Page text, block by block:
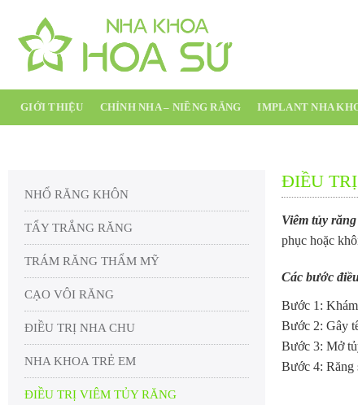
GIỚI THIỆU CHỈNH NHA – NIỀNG RĂNG IMPLANT NHA
NHỔ RĂNG KHÔN
TẨY TRẮNG RĂNG
TRÁM RĂNG THẨM MỸ
CẠO VÔI RĂNG
ĐIỀU TRỊ NHA CHU
NHA KHOA TRẺ EM
ĐIỀU TRỊ VIÊM TỦY RĂNG
ĐIỀU
Viêm tủy
phục hoặc
Các bước đ
Bước 1:
Bước 2: Gây
Bước 3: Mở
Bước 4: Răng